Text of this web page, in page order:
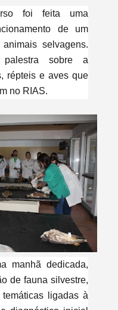
foi feita uma
de um
selvagens.
sobre a
répteis e aves que
no RIAS.
manhã dedicada,
de fauna silvestre,
ligadas à